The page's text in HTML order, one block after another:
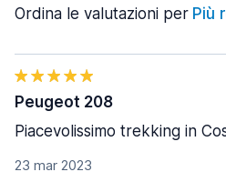
Ordina le valutazioni per
23 mar 2023
Peugeot 208
Piacevolissimo trekking in